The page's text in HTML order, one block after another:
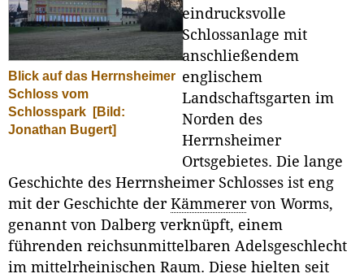
Blick auf das Herrnsheimer
Schloss vom
Schlosspark
[Bild:
Jonathan Bugert]
eindrucksvolle
Schlossanlage mit
anschließendem
englischem
Landschaftsgarten im
Norden des
Herrnsheimer
Ortsgebietes. Die lange
Geschichte des Herrnsheimer Schlosses ist eng
mit der Geschichte der Kämmerervon Worms,
genannt von Dalberg verknüpft, einem
führenden reichsunmittelbaren Adelsgeschlecht
im mittelrheinischen Raum. Diese hielten seit